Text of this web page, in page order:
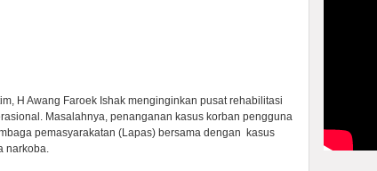
H Awang Faroek Ishak menginginkan pusat rehabilitasi
Masalahnya, penanganan kasus korban pengguna
pemasyarakatan (Lapas) bersama dengan kasus
narkoba.